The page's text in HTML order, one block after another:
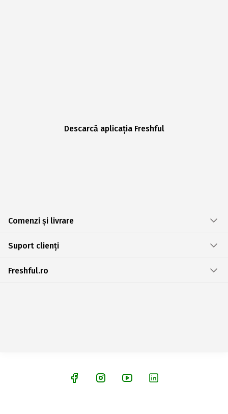
Descarcă aplicația Freshful
Comenzi și livrare
Suport clienți
Freshful.ro